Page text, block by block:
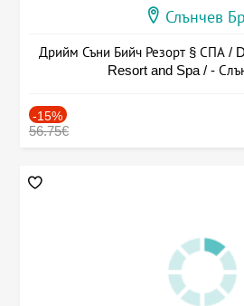
Слънчев
Дрийм Съни Бийч Резорт § СПА /
Resort and Spa / -
-15%
56.75€